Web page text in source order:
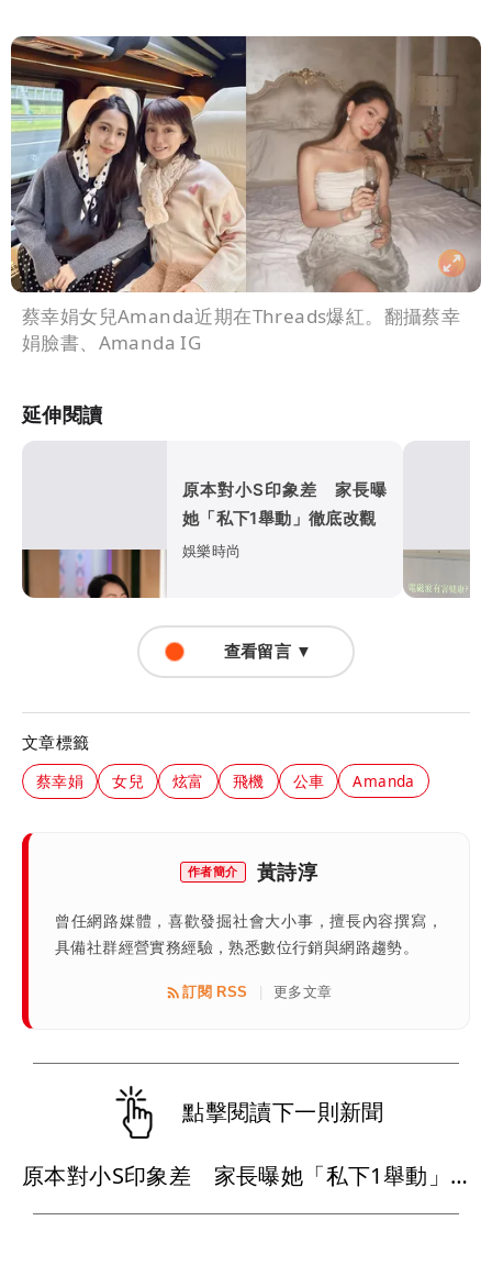
蔡幸娟女兒Amanda近期在Threads爆紅。翻攝蔡幸
娟臉書、Amanda IG
延伸閱讀
原本對小S印象差 家長曝
她「私下1舉動」徹底改觀
娛樂時尚
查看留言 ▼
文章標籤
蔡幸娟 女兒 炫富 飛機 公車 Amanda
作者簡介 黃詩淳
曾任網路媒體，喜歡發掘社會大小事，擅長內容撰寫，
具備社群經營實務經驗，熟悉數位行銷與網路趨勢。
訂閱 RSS 更多文章
點擊閱讀下一則新聞
原本對小S印象差 家長曝她「私下1舉動」徹底改觀